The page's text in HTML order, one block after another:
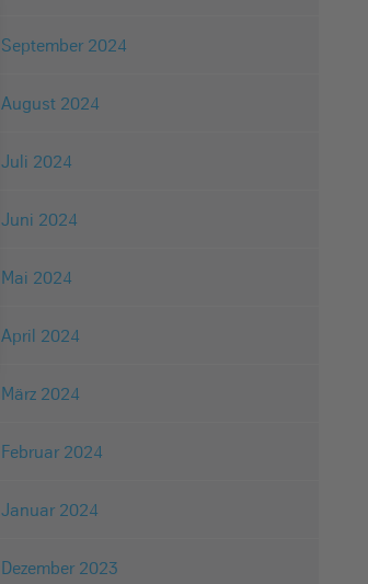
September 2024
August 2024
Juli 2024
Juni 2024
Mai 2024
April 2024
März 2024
Februar 2024
Januar 2024
Dezember 2023